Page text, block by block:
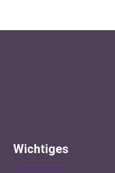
Wichtiges